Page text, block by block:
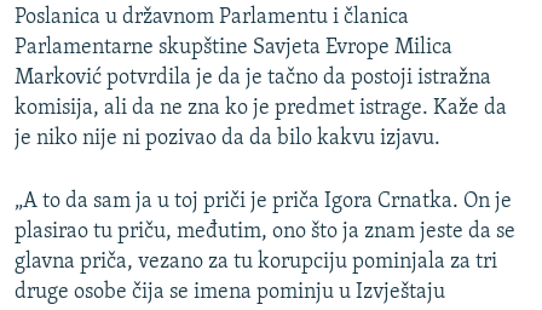
Poslanica u državnom Parlamentu i članica
Parlamentarne skupštine Savjeta Evrope Milica
Marković potvrdila je da je tačno da postoji istražna
komisija, ali da ne zna ko je predmet istrage. Kaže da
je niko nije ni pozivao da da bilo kakvu izjavu.
„A to da sam ja u toj priči je priča Igora Crnatka. On je
plasirao tu priču, međutim, ono što ja znam jeste da se
glavna priča, vezano za tu korupciju pominjala za tri
druge osobe čija se imena pominju u Izvještaju